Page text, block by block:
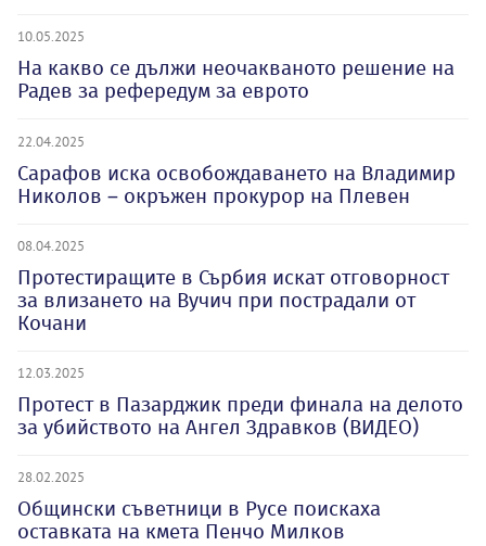
10.05.2025
На какво се дължи неочакваното решение на
Радев за рефередум за еврото
22.04.2025
Сарафов иска освобождаването на Владимир
Николов – окръжен прокурор на Плевен
08.04.2025
Протестиращите в Сърбия искат отговорност
за влизането на Вучич при пострадали от
Кочани
12.03.2025
Протест в Пазарджик преди финала на делото
за убийството на Ангел Здравков (ВИДЕО)
28.02.2025
Общински съветници в Русе поискаха
оставката на кмета Пенчо Милков